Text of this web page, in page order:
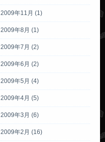
2009年11月 (1)
2009年8月 (1)
2009年7月 (2)
2009年6月 (2)
2009年5月 (4)
2009年4月 (5)
2009年3月 (6)
2009年2月 (16)